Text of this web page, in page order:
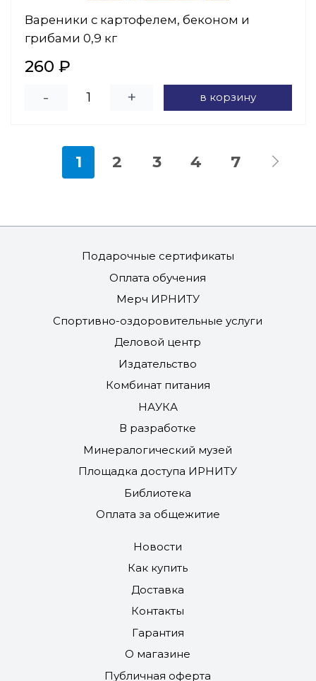
Вареники с картофелем, беконом и
грибами 0,9 кг
260 ₽
-
+ в корзину
1 2 3 4 7
Подарочные сертификаты
Оплата обучения
Мерч ИРНИТУ
Спортивно-оздоровительные услуги
Деловой центр
Издательство
Комбинат питания
НАУКА
В разработке
Минералогический музей
Площадка доступа ИРНИТУ
Библиотека
Оплата за общежитие
Новости
Как купить
Доставка
Контакты
Гарантия
О магазине
Публичная оферта